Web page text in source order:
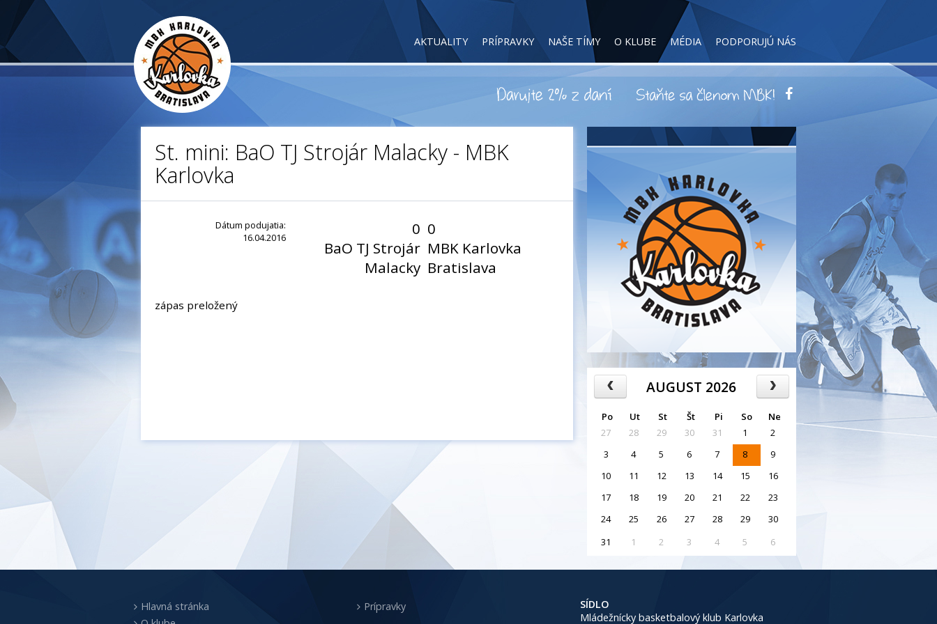
AKTUALITY PRÍPRAVKY NAŠE TÍMY O KLUBE MÉDIA PODPORUJÚ NÁS
St. mini: BaO TJ Strojár Malacky - MBK
Karlovka
Dátum podujatia:
16.04.2016
0
BaO TJ Strojár
Malacky
0
MBK Karlovka
Bratislava
zápas preložený
AUGUST 2026
Po Ut St Št Pi So
Ne
27
28 29 30 31 1
2
3
4 5 6 7 8
9
10
11 12 13 14 15
16
17
18 19 20 21 22
23
24
25 26 27 28 29
30
31
1 2 3 4 5 6
Hlavná stránka
Prípravky
SÍDLO
Mládežnícky basketbalový klub Karlovka